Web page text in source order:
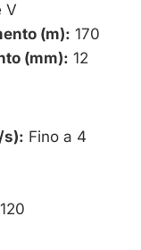
V
(m): 170
(mm): 12
s): Fino a 4
120